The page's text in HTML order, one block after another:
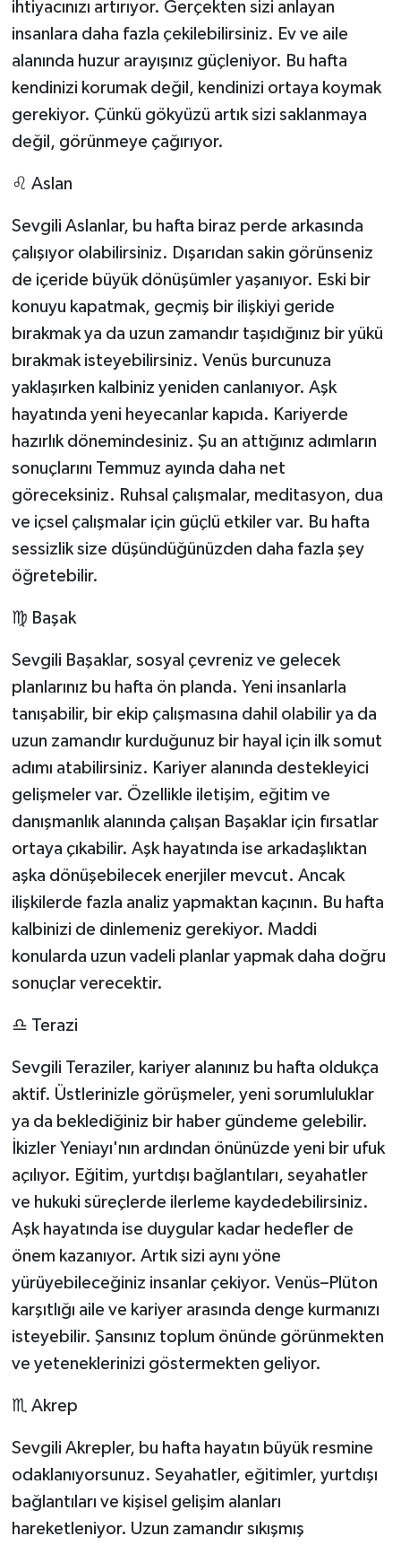
ihtiyacınızı artırıyor. Gerçekten sizi anlayan
insanlara daha fazla çekilebilirsiniz. Ev ve aile
alanında huzur arayışınız güçleniyor. Bu hafta
kendinizi korumak değil, kendinizi ortaya koymak
gerekiyor. Çünkü gökyüzü artık sizi saklanmaya
değil, görünmeye çağırıyor.
♌ Aslan
Sevgili Aslanlar, bu hafta biraz perde arkasında
çalışıyor olabilirsiniz. Dışarıdan sakin görünseniz
de içeride büyük dönüşümler yaşanıyor. Eski bir
konuyu kapatmak, geçmiş bir ilişkiyi geride
bırakmak ya da uzun zamandır taşıdığınız bir yükü
bırakmak isteyebilirsiniz. Venüs burcunuza
yaklaşırken kalbiniz yeniden canlanıyor. Aşk
hayatında yeni heyecanlar kapıda. Kariyerde
hazırlık dönemindesiniz. Şu an attığınız adımların
sonuçlarını Temmuz ayında daha net
göreceksiniz. Ruhsal çalışmalar, meditasyon, dua
ve içsel çalışmalar için güçlü etkiler var. Bu hafta
sessizlik size düşündüğünüzden daha fazla şey
öğretebilir.
♍ Başak
Sevgili Başaklar, sosyal çevreniz ve gelecek
planlarınız bu hafta ön planda. Yeni insanlarla
tanışabilir, bir ekip çalışmasına dahil olabilir ya da
uzun zamandır kurduğunuz bir hayal için ilk somut
adımı atabilirsiniz. Kariyer alanında destekleyici
gelişmeler var. Özellikle iletişim, eğitim ve
danışmanlık alanında çalışan Başaklar için fırsatlar
ortaya çıkabilir. Aşk hayatında ise arkadaşlıktan
aşka dönüşebilecek enerjiler mevcut. Ancak
ilişkilerde fazla analiz yapmaktan kaçının. Bu hafta
kalbinizi de dinlemeniz gerekiyor. Maddi
konularda uzun vadeli planlar yapmak daha doğru
sonuçlar verecektir.
♎ Terazi
Sevgili Teraziler, kariyer alanınız bu hafta oldukça
aktif. Üstlerinizle görüşmeler, yeni sorumluluklar
ya da beklediğiniz bir haber gündeme gelebilir.
İkizler Yeniayı'nın ardından önünüzde yeni bir ufuk
açılıyor. Eğitim, yurtdışı bağlantıları, seyahatler
ve hukuki süreçlerde ilerleme kaydedebilirsiniz.
Aşk hayatında ise duygular kadar hedefler de
önem kazanıyor. Artık sizi aynı yöne
yürüyebileceğiniz insanlar çekiyor. Venüs–Plüton
karşıtlığı aile ve kariyer arasında denge kurmanızı
isteyebilir. Şansınız toplum önünde görünmekten
ve yeteneklerinizi göstermekten geliyor.
♏ Akrep
Sevgili Akrepler, bu hafta hayatın büyük resmine
odaklanıyorsunuz. Seyahatler, eğitimler, yurtdışı
bağlantıları ve kişisel gelişim alanları
hareketleniyor. Uzun zamandır sıkışmış